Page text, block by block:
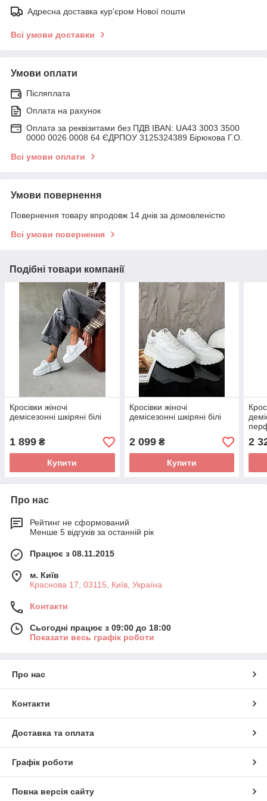
Адресна доставка кур'єром Нової пошти
Всі умови доставки
Умови оплати
Післяплата
Оплата на рахунок
Оплата за реквізитами без ПДВ IBAN: UA43 3003 3500
0000 0026 0008 64 ЄДРПОУ 3125324389 Бірюкова Г.О.
Всі умови оплати
Умови повернення
Повернення товару впродовж 14 днів за домовленістю
Всі умови повернення
Подібні товари компанії
Кросівки жіночі
демісезонні шкіряні білі
1 899 ₴
Купити
Кросівки жіночі
демісезонні шкіряні білі
2 099₴
Купити
2
Про нас
Рейтинг не сформований
Менше 5 відгуків за останній рік
Працює з 08.11.2015
м. Київ
Краснова 17, 03115, Київ, Україна
Контакти
Сьогодні працює з 09:00 до 18:00
Показати весь графік роботи
Про нас
Контакти
Доставка та оплата
Графік роботи
Повна версія сайту